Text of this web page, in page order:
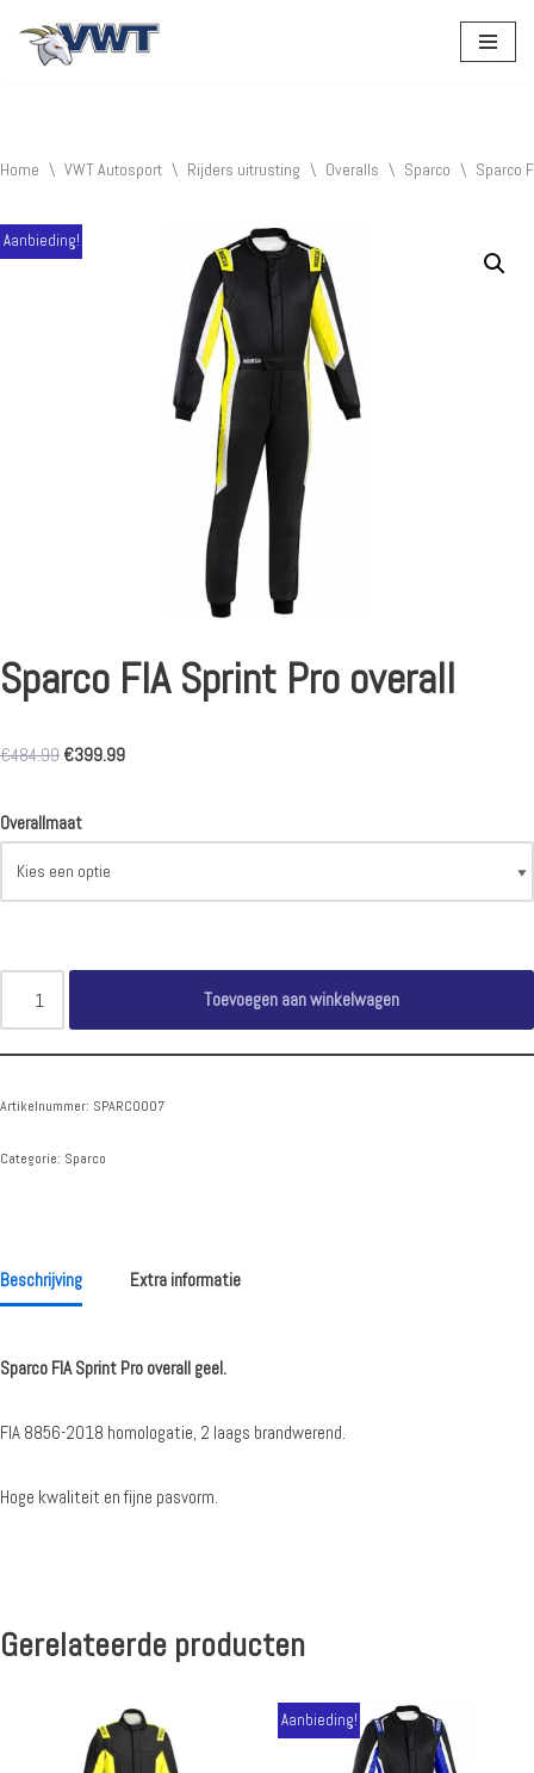
Home \ VWT Autosport \ Rijders uitrusting \ Overalls \ Sparco \ Sparco
Aanbieding!
Sparco FIA Sprint Pro overall
€484.99 €399.99
Overallmaat
Toevoegen aan winkelwagen
Artikelnummer: SPARCO007
Categorie: Sparco
Beschrijving Extra informatie
Sparco FIA Sprint Pro overall geel.
FIA 8856-2018 homologatie, 2 laags brandwerend.
Hoge kwaliteit en fijne pasvorm.
Gerelateerde producten
Aanbieding!